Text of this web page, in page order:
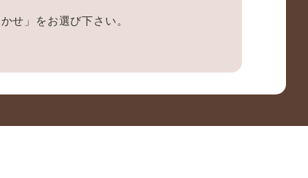
せ」をお選び下さい。